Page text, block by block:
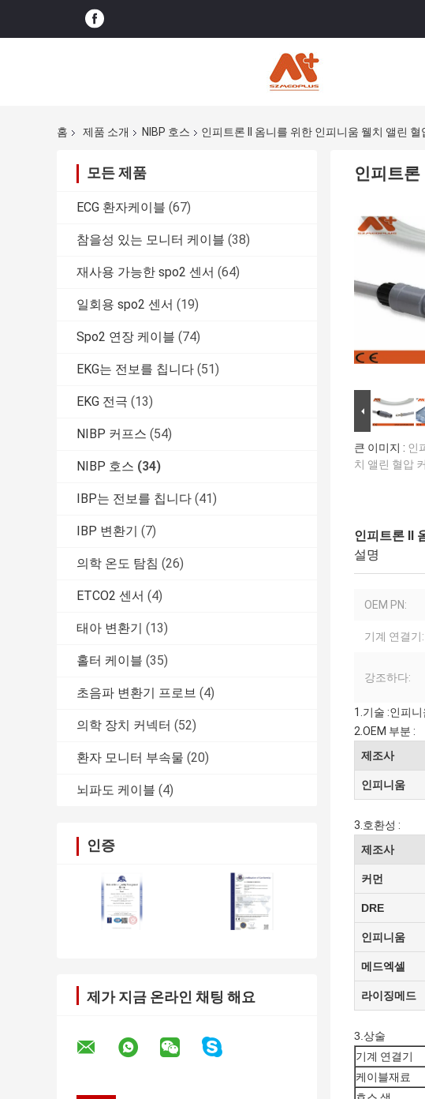
홈 제품 소개 NIBP 호스 인피트론 II 옴니를 위한 인피니움 웰치 앨린
모든 제품
ECG 환자케이블 (67)
참을성 있는 모니터 케이블 (38)
재사용 가능한 spo2 센서 (64)
일회용 spo2 센서 (19)
Spo2 연장 케이블 (74)
EKG는 전보를 칩니다 (51)
EKG 전극 (13)
NIBP 커프스 (54)
NIBP 호스 (34)
IBP는 전보를 칩니다 (41)
IBP 변환기 (7)
의학 온도 탐침 (26)
ETCO2 센서 (4)
태아 변환기 (13)
홀터 케이블 (35)
초음파 변환기 프로브 (4)
의학 장치 커넥터 (52)
환자 모니터 부속물 (20)
뇌파도 케이블 (4)
인증
제가 지금 온라인 채팅 해요
인피트
큰 이미지 : 인
치 앨린 혈압
인피트론 II
설명
OEM PN:
기계 연결기:
강조하다:
1.기술 :인피
2.OEM 부분 :
제조사
인피니움
3.호환성 :
제조사
커먼
DRE
인피니움
메드엑셀
라이징메드
3.상술
기계 연결기
케이블재료